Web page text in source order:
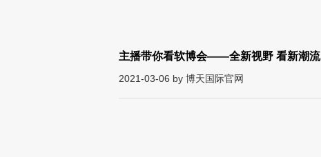
主播带你看软博会——全新视野 看新潮流
2021-03-06 by 博天国际官网